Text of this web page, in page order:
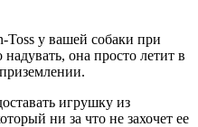
у вашей собаки при
она просто летит в
игрушку из
ни за что не захочет ее